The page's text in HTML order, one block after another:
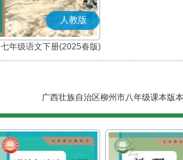
人教版
七年级语文下册(2025春版)
(部编版)
广西壮族自治区柳州市八年级课本版本